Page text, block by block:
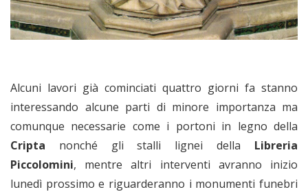
Alcuni lavori già cominciati quattro giorni fa stanno
interessando alcune parti di minore importanza ma
comunque necessarie come i portoni in legno della
Cripta nonché gli stalli lignei della Libreria
Piccolomini, mentre altri interventi avranno inizio
lunedì prossimo e riguarderanno i monumenti funebri